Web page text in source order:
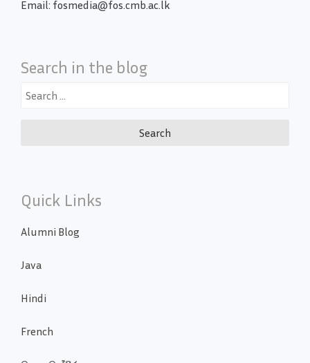
Email: fosmedia@fos.cmb.ac.lk
Search in the blog
Search
Quick Links
Alumni Blog
Java
Hindi
French